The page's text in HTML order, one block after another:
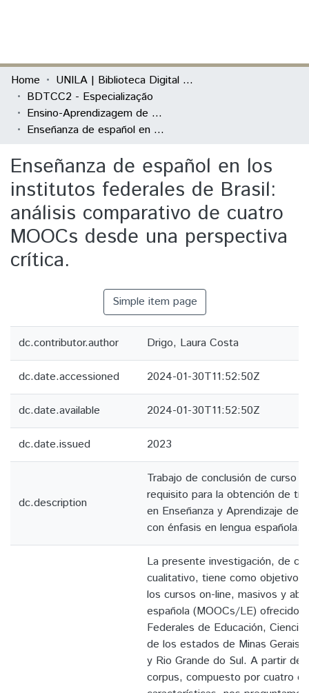
Communities & Collections
All of DSpace
Statistics
Home
UNILA | Biblioteca Digital de Trabalhos de Conclusão de Curso
BDTCC2 - Especialização
Ensino-Aprendizagem de Línguas Adicionais
Enseñanza de español en los institutos federales de Brasil: análisis comparativo de cuatro MOOCs desde una perspectiva crítica.
Enseñanza de español en los
institutos federales de Brasil:
análisis comparativo de cuatro
MOOCs desde una perspectiva
crítica.
Simple item page
dc.contributor.author Drigo, Laura Costa
dc.date.accessioned 2024-01-30T11:52:50Z
dc.date.available 2024-01-30T11:52:50Z
dc.date.issued 2023
dc.description
Trabajo de conclusión de curso
requisito para la obtención de
en Enseñanza y Aprendizaje de
con énfasis en lengua española.
La presente investigación, de
cualitativo, tiene como objetivo
los cursos on-line, masivos y
española (MOOCs/LE)
Federales de Educación,
de los estados de Minas Gerais,
y Rio Grande do Sul. A partir de
corpus, compuesto por cuatro